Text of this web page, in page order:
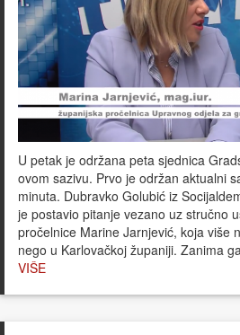
U petak je održana peta sjednica
ovom sazivu. Prvo je održan aktualni
minuta. Dubravko Golubić iz
je postavio pitanje vezano uz stručno
pročelnice Marine Jarnjević, koja više
nego u Karlovačkoj županiji. Zanima
VIŠE